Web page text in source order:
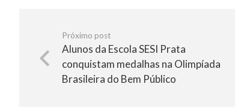
Próximo post
Alunos da Escola SESI Prata
conquistam medalhas na Olimpíada
Brasileira do Bem Público